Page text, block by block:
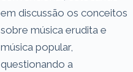
em discussão os conceitos
sobre música erudita e
música popular,
questionando a